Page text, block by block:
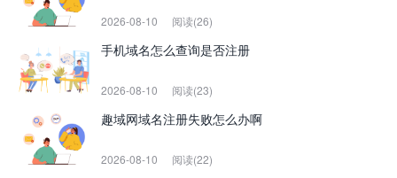
2026-08-10 阅读(26)
手机域名怎么查询是否注册
2026-08-10 阅读(23)
趣域网域名注册失败怎么办啊
2026-08-10 阅读(22)